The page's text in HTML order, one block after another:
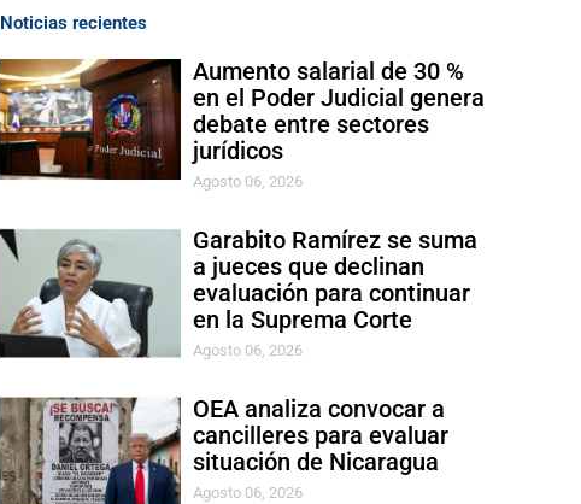
Noticias recientes
Aumento salarial de 30 %
en el Poder Judicial genera
debate entre sectores
jurídicos
Agosto 06, 2026
Garabito Ramírez se suma
a jueces que declinan
evaluación para continuar
en la Suprema Corte
Agosto 06, 2026
OEA analiza convocar a
cancilleres para evaluar
situación de Nicaragua
Agosto 06, 2026